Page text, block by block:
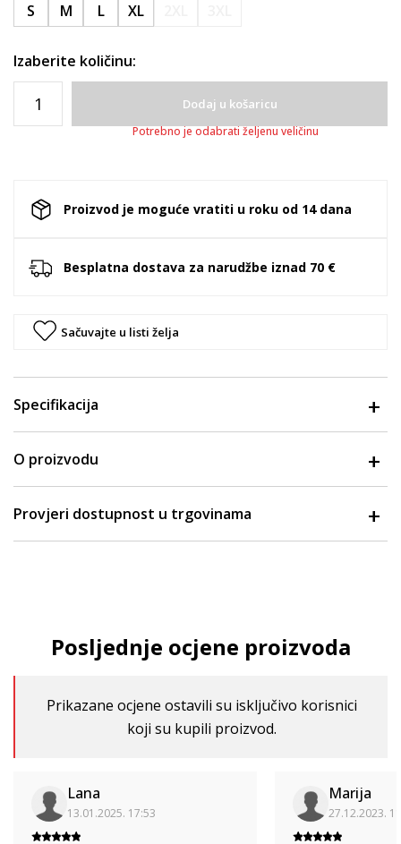
S M L XL
Izaberite količinu:
Dodaj u košaricu
Potrebno je odabrati željenu veličinu
Proizvod je moguće vratiti u roku od 14 dana
Besplatna dostava za narudžbe iznad 70 €
Sačuvajte u listi želja
Specifikacija
O proizvodu
Provjeri dostupnost u trgovinama
Posljednje ocjene proizvoda
Prikazane ocjene ostavili su isključivo korisnici
koji su kupili proizvod.
Lana
13.01.2025. 17:53
Marija
27.12.2023.